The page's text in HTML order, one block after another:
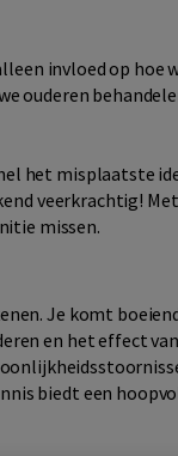
invloed op hoe
ouderen
het misplaatste
veerkrachtig!
missen.
Je komt
en het effect
biedt een